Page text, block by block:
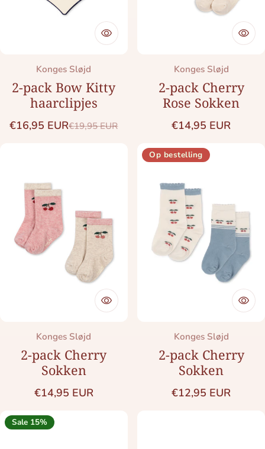
Merk:
Konges Sløjd
2-pack Bow Kitty
haarclipjes
Saleprijs
€16,95 EURNormale prijs
€19,95 EUR
Merk:
Konges Sløjd
2-pack Cherry
Rose Sokken
Normale prijs
€14,95 EUR
Merk:
Konges Sløjd
2-pack Cherry
Sokken
Normale prijs
€14,95 EUR
Op bestelling
Merk:
Konges Sløjd
2-pack Cherry
Sokken
Normale prijs
€12,95 EUR
Sale 15%